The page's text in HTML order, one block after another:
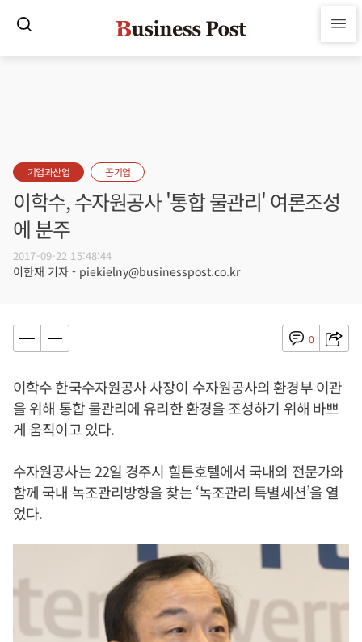
기업과산업 공기업
이학수, 수자원공사 '통합 물관리' 여론조성
에 분주
2017-09-22 15:48:44
이한재 기자 - piekielny@businesspost.co.kr
0
이학수 한국수자원공사 사장이 수자원공사의 환경부 이관
을 위해 통합 물관리에 유리한 환경을 조성하기 위해 바쁘
게 움직이고 있다.
수자원공사는 22일 경주시 힐튼호텔에서 국내외 전문가와
함께 국내 녹조관리방향을 찾는 ‘녹조관리 특별세션’을 열
었다.